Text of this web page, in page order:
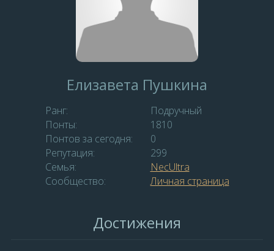
Елизаветa Пушкина
Ранг:
Подручный
Понты:
1810
Понтов за сегодня:
0
Репутация:
299
Семья:
NecUltra
Сообщество:
Личная страница
Достижения